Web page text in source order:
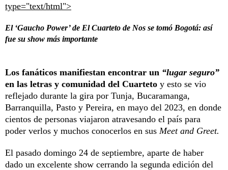
type="text/html">
El ‘Gaucho Power’ de El Cuarteto de Nos se tomó Bogotá: así
fue su show más importante
Los fanáticos manifiestan encontrar un “lugar seguro”
en las letras y comunidad del Cuarteto y esto se vio
reflejado durante la gira por Tunja, Bucaramanga,
Barranquilla, Pasto y Pereira, en mayo del 2023, en donde
cientos de personas viajaron atravesando el país para
poder verlos y muchos conocerlos en sus Meet and Greet.
El pasado domingo 24 de septiembre, aparte de haber
dado un excelente show cerrando la segunda edición del